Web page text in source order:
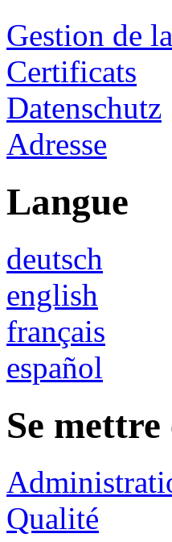
Gestion de
Certificats
Datenschutz
Adresse
Langue
deutsch
english
français
español
Se
Qualité